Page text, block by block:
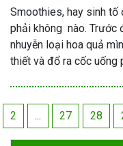
Smoothies, hay sinh tố
phải không nào. Trước
nhuyễn loại hoa quả
thiết và đổ ra cốc uống
2 ... 27 28